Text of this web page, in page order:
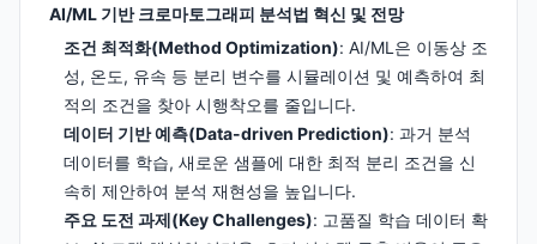
AI/ML 기반 크로마토그래피 분석법 혁신 및 전망
조건 최적화(Method Optimization): AI/ML은 이동상 조
성, 온도, 유속 등 분리 변수를 시뮬레이션 및 예측하여 최
적의 조건을 찾아 시행착오를 줄입니다.
데이터 기반 예측(Data-driven Prediction): 과거 분석
데이터를 학습, 새로운 샘플에 대한 최적 분리 조건을 신
속히 제안하여 분석 재현성을 높입니다.
주요 도전 과제(Key Challenges): 고품질 학습 데이터 확